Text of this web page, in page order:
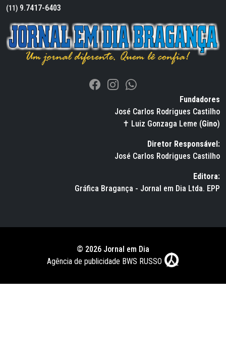
(11) 9.7417-6403
Fundadores
José Carlos Rodrigues Castilho
✝ Luiz Gonzaga Leme (Gino)
Diretor Responsável:
José Carlos Rodrigues Castilho
Editora:
Gráfica Bragança - Jornal em Dia Ltda. EPP
© 2026 Jornal em Dia
Agência de publicidade BWS RUSSO